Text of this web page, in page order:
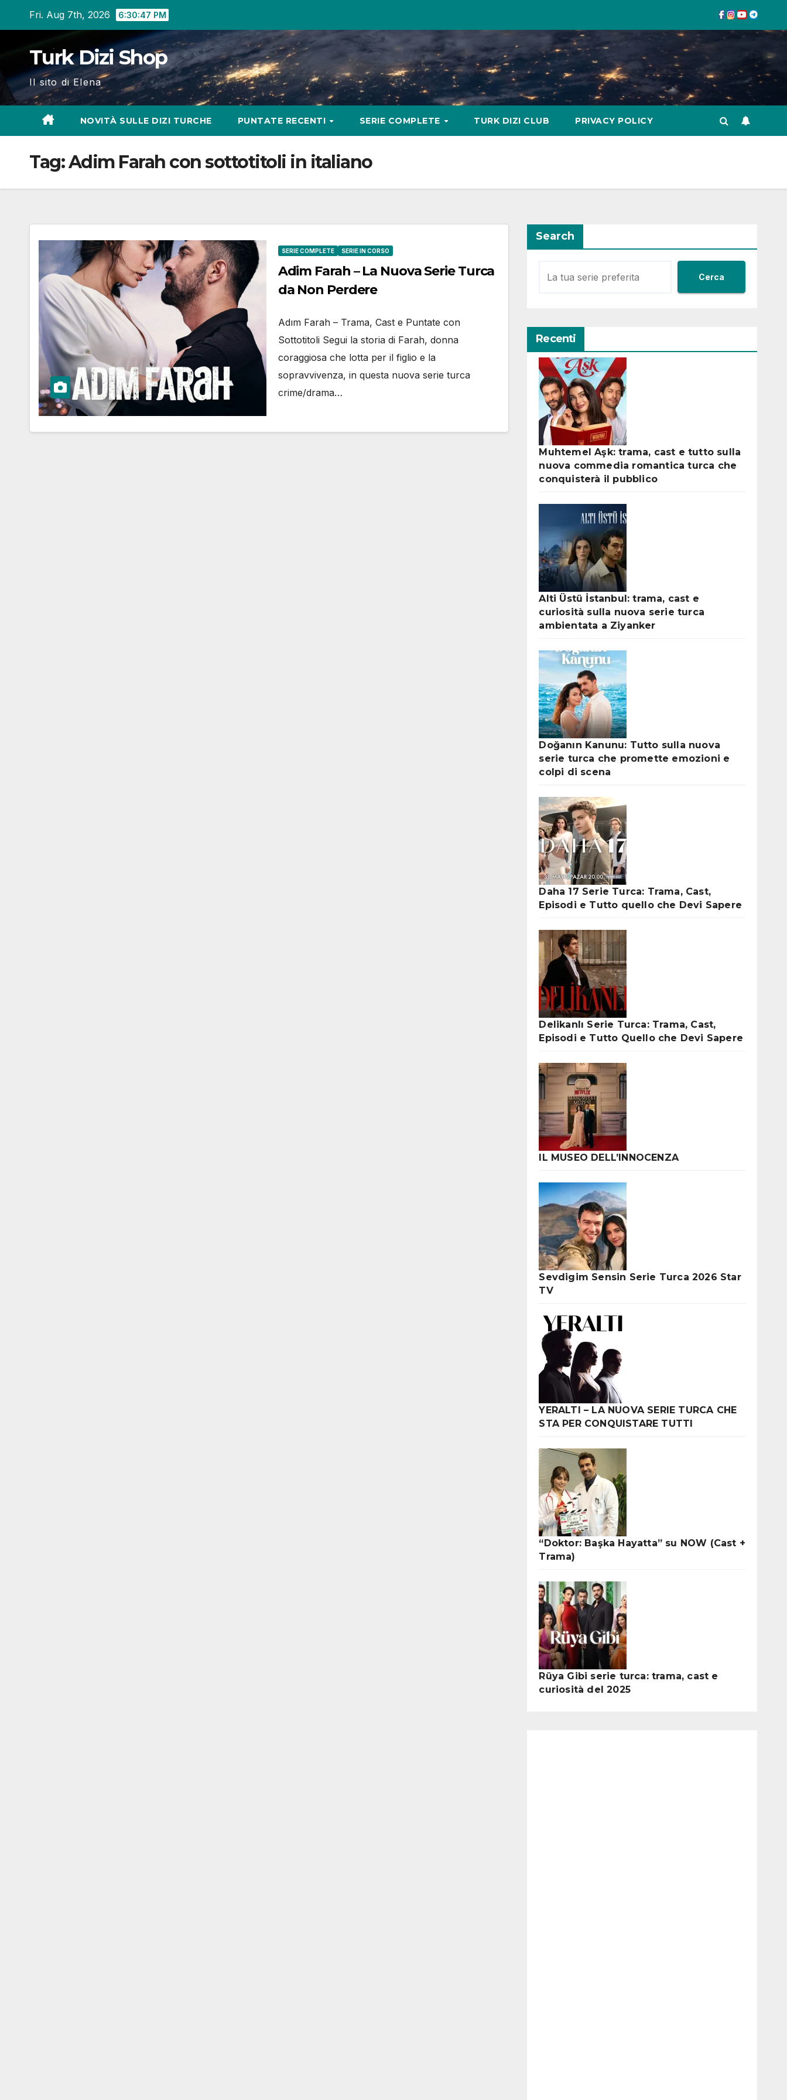
Fri. Aug 7th, 2026 6:30:48 PM
Turk Dizi Shop
Il sito di Elena
NOVITÀ SULLE DIZI TURCHE PUNTATE RECENTI SERIE COMPLETE TURK DIZI CLUB PRIVACY POLICY
Tag:Adim Farah con sottotitoli in italiano
SERIE COMPLETE SERIE IN CORSO
Adim Farah – La Nuova Serie Turca
da Non Perdere
Adım Farah – Trama, Cast e Puntate con
Sottotitoli Segui la storia di Farah, donna
coraggiosa che lotta per il figlio e la
sopravvivenza, in questa nuova serie turca
crime/drama…
Search
Cerca
Recenti
Muhtemel Aşk: trama, cast e tutto sulla
nuova commedia romantica turca che
conquisterà il pubblico
Alti Üstü İstanbul: trama, cast e
curiosità sulla nuova serie turca
ambientata a Ziyanker
Doğanın Kanunu: Tutto sulla nuova
serie turca che promette emozioni e
colpi di scena
Daha 17 Serie Turca: Trama, Cast,
Episodi e Tutto quello che Devi Sapere
Delikanlı Serie Turca: Trama, Cast,
Episodi e Tutto Quello che Devi Sapere
IL MUSEO DELL’INNOCENZA
Sevdigim Sensin Serie Turca 2026 Star
TV
YERALTI – LA NUOVA SERIE TURCA CHE
STA PER CONQUISTARE TUTTI
“Doktor: Başka Hayatta” su NOW (Cast +
Trama)
Rüya Gibi serie turca: trama, cast e
curiosità del 2025